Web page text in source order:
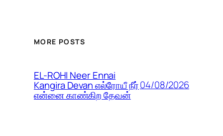
MORE POSTS
EL-ROHI Neer Ennai
Kangira Devan எல்ரோயீ நீர்
என்னை காண்கிற தேவன்
04/08/2026